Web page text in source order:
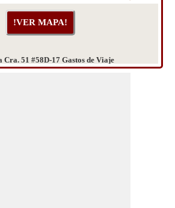
Cra. 51 #58D-17 Gastos de Viaje